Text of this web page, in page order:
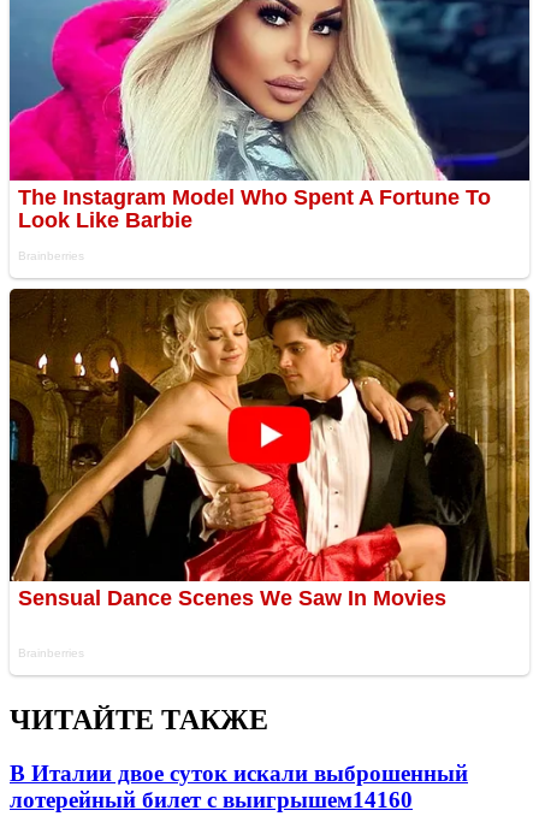
ЧИТАЙТЕ ТАКЖЕ
В Италии двое суток искали выброшенный
лотерейный билет с выигрышем14160